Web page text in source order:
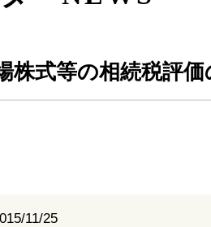
株式等の相続税評価
11/25